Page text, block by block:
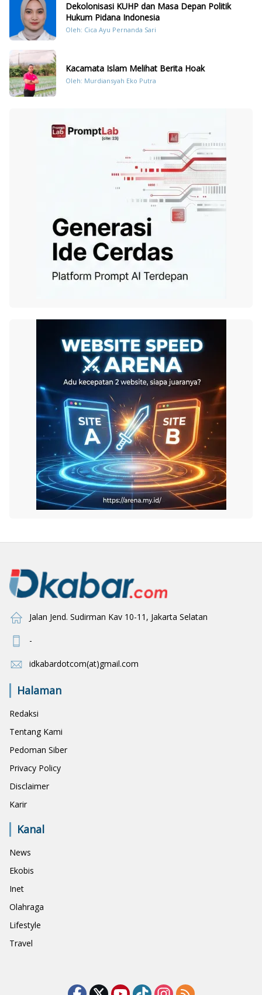
Dekolonisasi KUHP dan Masa Depan Politik
Hukum Pidana Indonesia
Oleh: Cica Ayu Pernanda Sari
Kacamata Islam Melihat Berita Hoak
Oleh: Murdiansyah Eko Putra
Jalan Jend. Sudirman Kav 10-11, Jakarta Selatan
-
idkabardotcom(at)gmail.com
Halaman
Redaksi
Tentang Kami
Pedoman Siber
Privacy Policy
Disclaimer
Karir
Kanal
News
Ekobis
Inet
Olahraga
Lifestyle
Travel